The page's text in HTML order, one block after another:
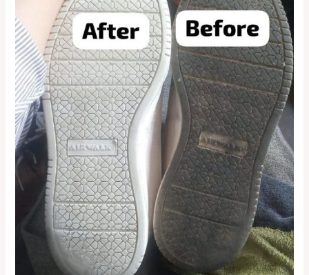
di
Cengkareng
&
Kelapa
Gading
0821-
1136-
2002